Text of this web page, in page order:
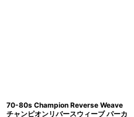
70-80s Champion Reverse Weave
チャンピオンリバースウィーブ パーカ